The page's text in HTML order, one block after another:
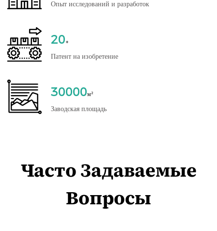
Опыт исследований и разработок
20+
Патент на изобретение
30000м²
Заводская площадь
Часто Задаваемые
Вопросы